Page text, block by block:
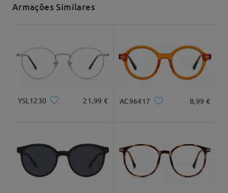
Entrega
Armações Similares
YSL1230 21,99 € AC96417 8,99 €